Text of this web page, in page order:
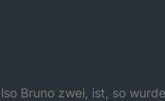
Bruno zwei, ist, so